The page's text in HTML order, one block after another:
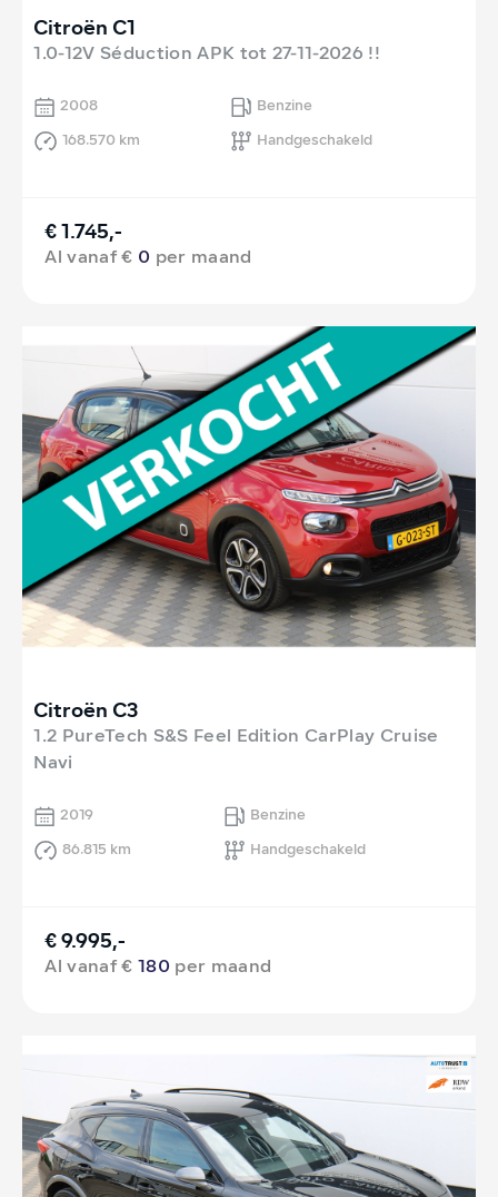
Citroën C1
1.0-12V Séduction APK tot 27-11-2026 !!
2008
Benzine
168.570 km
Handgeschakeld
€ 1.745,-
Al vanaf € 0 per maand
Citroën C3
1.2 PureTech S&S Feel Edition CarPlay Cruise
Navi
2019
Benzine
86.815 km
Handgeschakeld
€ 9.995,-
Al vanaf €180 per maand